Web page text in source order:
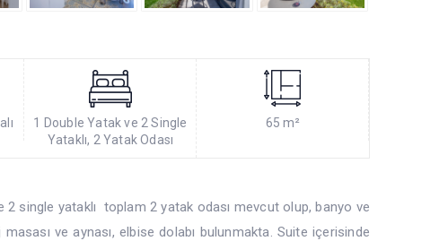
1 Double Yatak ve 2 Single
Yataklı, 2 Yatak Odası
65 m²
yataklı toplam 2 yatak odası mevcut olup, banyo ve
ve aynası, elbise dolabı bulunmakta. Suite içerisinde